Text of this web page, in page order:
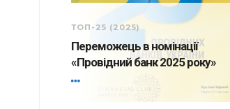
ТОП-25 (2025)
Переможець в номінації
«Провідний банк 2025 року»